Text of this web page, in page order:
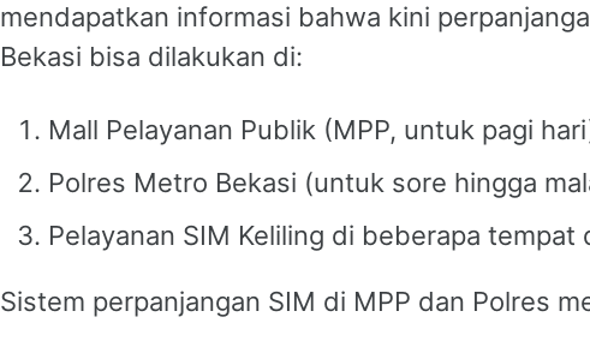
mendapatkan informasi bahwa kini
Bekasi bisa dilakukan di:
Mall Pelayanan Publik (MPP, untuk pagi
Polres Metro Bekasi (untuk sore hingga
Pelayanan SIM Keliling di beberapa tempat
Sistem perpanjangan SIM di MPP dan Polres